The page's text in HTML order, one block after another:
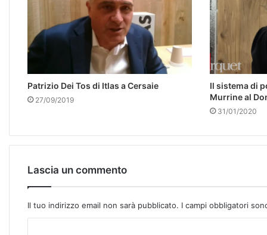
Patrizio Dei Tos di Itlas a Cersaie
27/09/2019
Il sistema di
Murrine al
31/01/2020
Lascia un commento
Il tuo indirizzo email non sarà pubblicato. I campi obbligatori